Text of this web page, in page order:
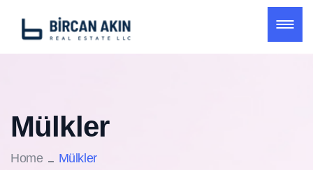
Mülkler
Home Mülkler